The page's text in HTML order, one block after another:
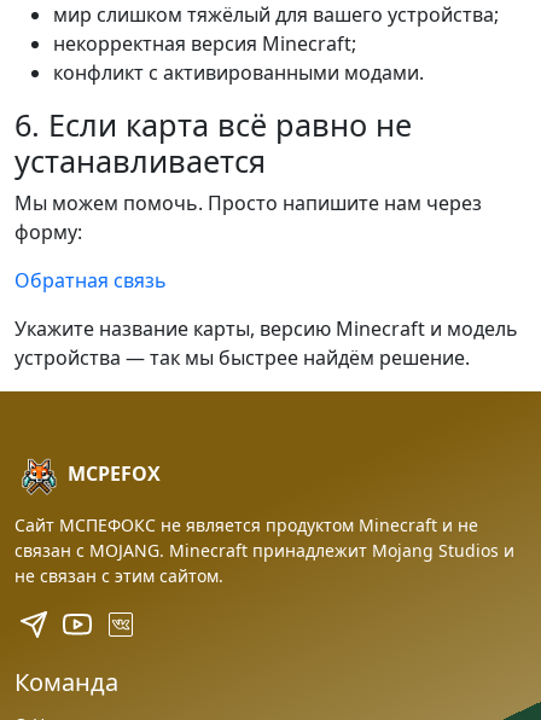
мир слишком тяжёлый для вашего устройства;
некорректная версия Minecraft;
конфликт с активированными модами.
6. Если карта всё равно не
устанавливается
Мы можем помочь. Просто напишите нам через
форму:
Обратная связь
Укажите название карты, версию Minecraft и модель
устройства — так мы быстрее найдём решение.
MCPEFOX
Сайт МСПЕФОКС не является продуктом Minecraft и не
связан с MOJANG. Minecraft принадлежит Mojang Studios и
не связан с этим сайтом.
Команда